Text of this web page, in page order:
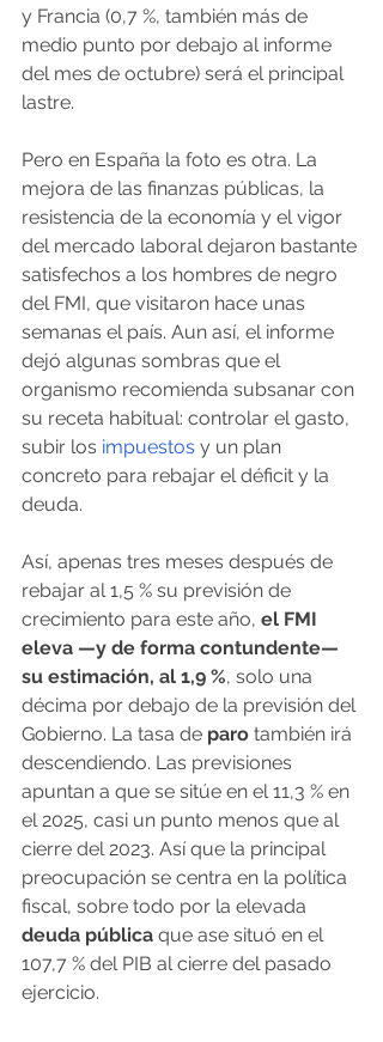
y Francia (0,7 %, también más de
medio punto por debajo al informe
del mes de octubre) será el principal
lastre.
Pero en España la foto es otra. La
mejora de las finanzas públicas, la
resistencia de la economía y el vigor
del mercado laboral dejaron bastante
satisfechos a los hombres de negro
del FMI, que visitaron hace unas
semanas el país. Aun así, el informe
dejó algunas sombras que el
organismo recomienda subsanar con
su receta habitual: controlar el gasto,
subir los impuestos y un plan
concreto para rebajar el déficit y la
deuda.
Así, apenas tres meses después de
rebajar al 1,5 % su previsión de
crecimiento para este año, el FMI
eleva —y de forma contundente—
su estimación, al 1,9 %, solo una
décima por debajo de la previsión del
Gobierno. La tasa de paro también irá
descendiendo. Las previsiones
apuntan a que se sitúe en el 11,3 % en
el 2025, casi un punto menos que al
cierre del 2023. Así que la principal
preocupación se centra en la política
fiscal, sobre todo por la elevada
deuda pública que ase situó en el
107,7 % del PIB al cierre del pasado
ejercicio.